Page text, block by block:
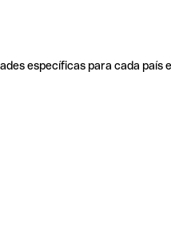
específicas para cada país